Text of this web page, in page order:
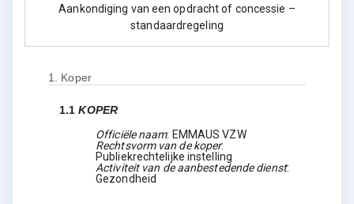
Aankondiging van een opdracht of concessie –
standaardregeling
1. Koper
1.1KOPER
Officiële naam: EMMAUS VZW
Rechtsvorm van de koper:
Publiekrechtelijke instelling
Activiteit van de aanbestedende dienst:
Gezondheid